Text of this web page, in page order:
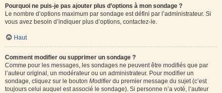
Pourquoi ne puis-je pas ajouter plus d’options à mon sondage ?
Le nombre d’options maximum par sondage est défini par l’administrateur. Si
vous avez besoin d’indiquer plus d’options, contactez-le.
Haut
Comment modifier ou supprimer un sondage ?
Comme pour les messages, les sondages ne peuvent être modifiés que par
l’auteur original, un modérateur ou un administrateur. Pour modifier un
sondage, cliquez sur le bouton Modifierdu premier message du sujet (c’est
toujours celui auquel est associé le sondage). Si personne n’a voté, l’auteur